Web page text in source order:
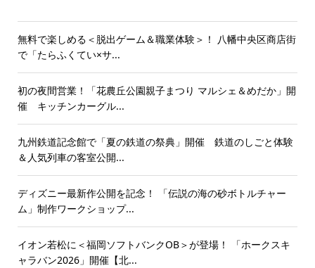
無料で楽しめる＜脱出ゲーム＆職業体験＞！ 八幡中央区商店街
で「たらふくてい×サ...
初の夜間営業！「花農丘公園親子まつり マルシェ＆めだか」開
催 キッチンカーグル...
九州鉄道記念館で「夏の鉄道の祭典」開催 鉄道のしごと体験
＆人気列車の客室公開...
ディズニー最新作公開を記念！ 「伝説の海の砂ボトルチャー
ム」制作ワークショップ...
イオン若松に＜福岡ソフトバンクOB＞が登場！ 「ホークスキ
ャラバン2026」開催【北...